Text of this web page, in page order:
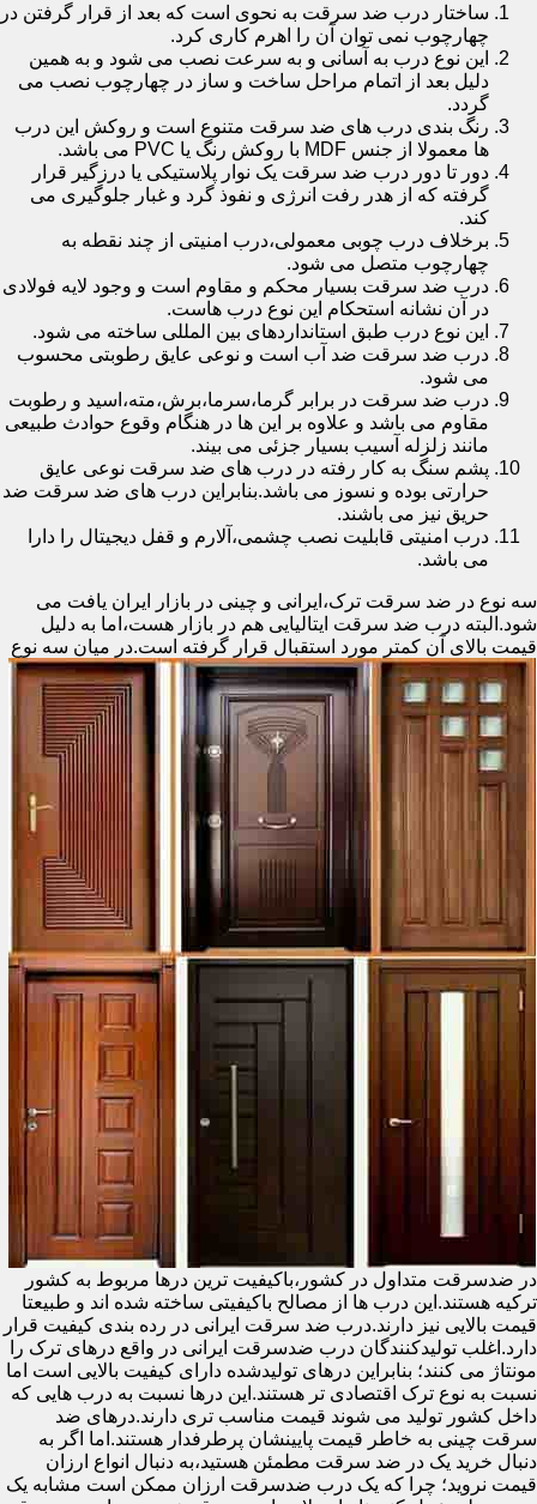
ساختار درب ضد سرقت به نحوی است که بعد از قرار گرفتن در
چهارچوب نمی توان آن را اهرم کاری کرد.
این نوع درب به آسانی و به سرعت نصب می شود و به همین
دلیل بعد از اتمام مراحل ساخت و ساز در چهارچوب نصب می
گردد.
رنگ بندی درب های ضد سرقت متنوع است و روکش این درب
ها معمولا از جنس MDF با روکش رنگ یا PVC می باشد.
دور تا دور درب ضد سرقت یک نوار پلاستیکی یا درزگیر قرار
گرفته که از هدر رفت انرژی و نفوذ گرد و غبار جلوگیری می
کند.
برخلاف درب چوبی معمولی،درب امنیتی از چند نقطه به
چهارچوب متصل می شود.
درب ضد سرقت بسیار محکم و مقاوم است و وجود لایه فولادی
در آن نشانه استحکام این نوع درب هاست.
این نوع درب طبق استانداردهای بین المللی ساخته می شود.
درب ضد سرقت ضد آب است و نوعی عایق رطوبتی محسوب
می شود.
درب ضد سرقت در برابر گرما،سرما،برش،مته،اسید و رطوبت
مقاوم می باشد و علاوه بر این ها در هنگام وقوع حوادث طبیعی
مانند زلزله آسیب بسیار جزئی می بیند.
پشم سنگ به کار رفته در درب های ضد سرقت نوعی عایق
حرارتی بوده و نسوز می باشد.بنابراین درب های ضد سرقت ضد
حریق نیز می باشند.
درب امنیتی قابلیت نصب چشمی،آلارم و قفل دیجیتال را دارا
می باشد.
سه نوع در ضد سرقت ترک،ایرانی و چینی در بازار ایران یافت می
شود.البته درب ضد سرقت ایتالیایی هم در بازار هست،اما به دلیل
قیمت بالای آن کمتر مورد استقبال قرار گرفته است.در میان سه نوع
در ضدسرقت متداول در کشور،باکیفیت ترین درها مربوط به کشور
ترکیه هستند.این درب ها از مصالح باکیفیتی ساخته شده اند و طبیعتا
قیمت بالایی نیز دارند.درب ضد سرقت ایرانی در رده بندی کیفیت قرار
دارد.اغلب تولیدکنندگان درب ضدسرقت ایرانی در واقع درهای ترک را
مونتاژ می کنند؛ بنابراین درهای تولیدشده دارای کیفیت بالایی است اما
نسبت به نوع ترک اقتصادی تر هستند.این درها نسبت به درب هایی که
داخل کشور تولید می شوند قیمت مناسب تری دارند.درهای ضد
سرقت چینی به خاطر قیمت پایینشان پرطرفدار هستند.اما اگر به
دنبال خرید یک در ضد سرقت مطمئن هستید،به دنبال انواع ارزان
قیمت نروید؛ چرا که یک درب ضدسرقت ارزان ممکن است مشابه یک